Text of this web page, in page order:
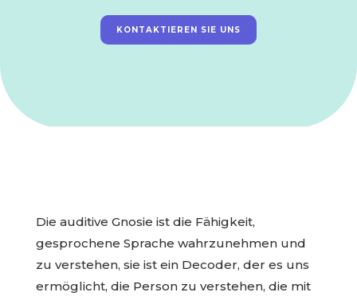
KONTAKTIEREN SIE UNS
Die auditive Gnosie ist die Fähigkeit,
gesprochene Sprache wahrzunehmen und
zu verstehen, sie ist ein Decoder, der es uns
ermöglicht, die Person zu verstehen, die mit